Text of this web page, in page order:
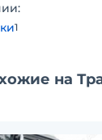
1
на